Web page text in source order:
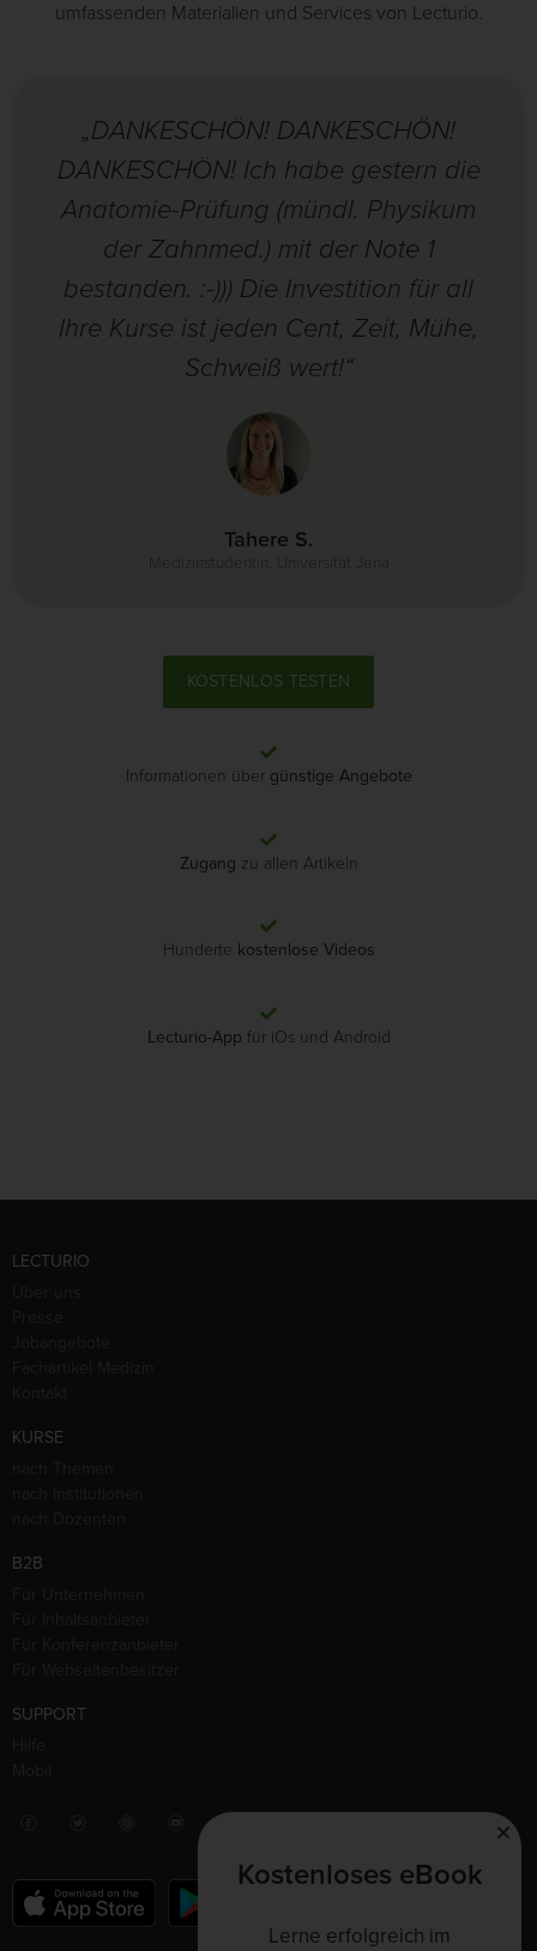
umfassenden Materialien und Services von Lecturio.
„DANKESCHÖN! DANKESCHÖN!
DANKESCHÖN! Ich habe gestern die
Anatomie-Prüfung (mündl. Physikum
der Zahnmed.) mit der Note 1
bestanden. :-))) Die Investition für all
Ihre Kurse ist jeden Cent, Zeit, Mühe,
Schweiß wert!“
Tahere S.
KOSTENLOS TESTEN
Informationen über günstige Angebote
Zugang zu allen Artikeln
Hunderte kostenlose Videos
Lecturio-App für iOs und Android
LECTURIO
KURSE
B2B
SUPPORT
Kostenloses eBook
Lerne erfolgreich im